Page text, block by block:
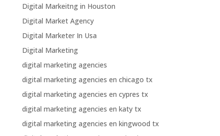
Digital Markeitng in Houston
Digital Market Agency
Digital Marketer In Usa
Digital Marketing
digital marketing agencies
digital marketing agencies en chicago tx
digital marketing agencies en cypres tx
digital marketing agencies en katy tx
digital marketing agencies en kingwood tx